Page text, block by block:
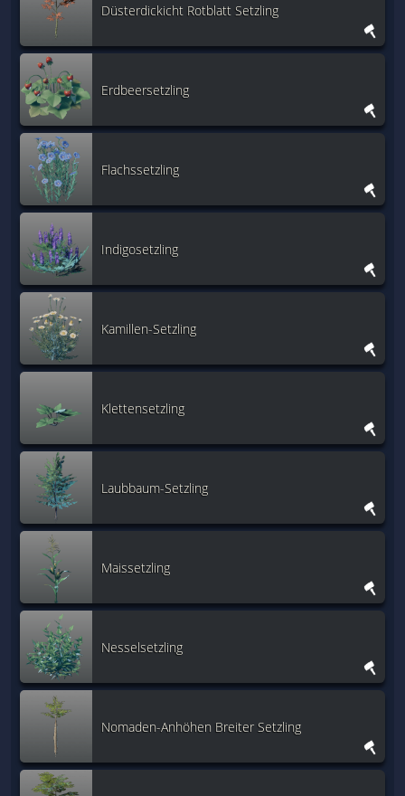
Düsterdickicht Rotblatt Setzling
Erdbeersetzling
Flachssetzling
Indigosetzling
Kamillen-Setzling
Klettensetzling
Laubbaum-Setzling
Maissetzling
Nesselsetzling
Nomaden-Anhöhen Breiter Setzling